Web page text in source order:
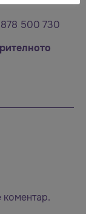
500 730
коментар.